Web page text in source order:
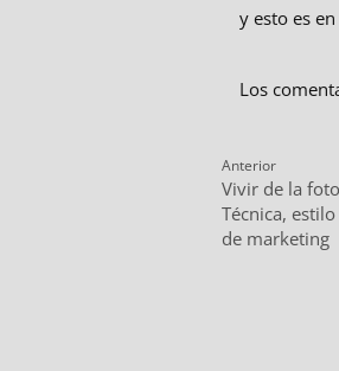
y esto es
Los
de
entradas
Anterior
Entrada
anterior:
Vivir de la
Técnica,
de marketing